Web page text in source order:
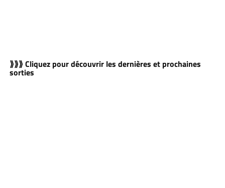
⟫⟫⟫ Cliquez pour découvrir les dernières et prochaines
sorties